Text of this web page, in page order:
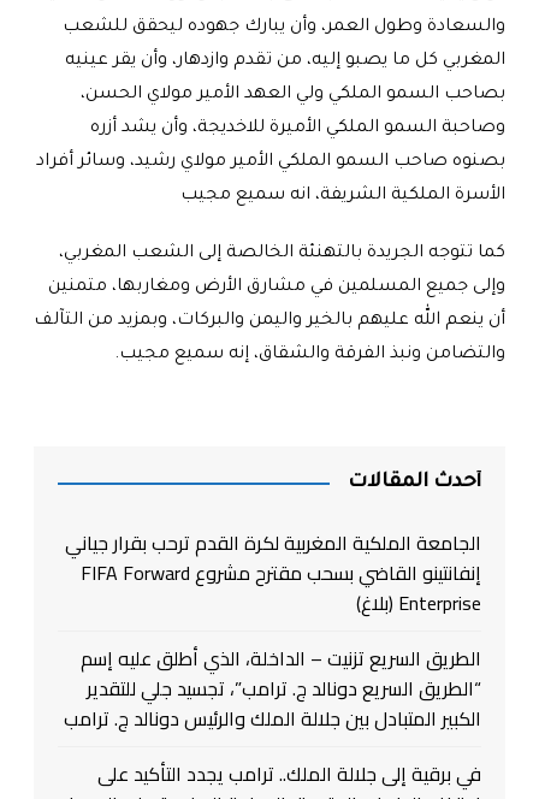
والسعادة وطول العمر، وأن يبارك جهوده ليحقق للشعب
المغربي كل ما يصبو إليه، من تقدم وازدهار، وأن يقر عينيه
بصاحب السمو الملكي ولي العهد الأمير مولاي الحسن،
وصاحبة السمو الملكي الأميرة للاخديجة، وأن يشد أزره
بصنوه صاحب السمو الملكي الأمير مولاي رشيد، وسائر أفراد
الأسرة الملكية الشريفة، انه سميع مجيب
كما تتوجه الجريدة بالتهنئة الخالصة إلى الشعب المغربي،
وإلى جميع المسلمين في مشارق الأرض ومغاربها، متمنين
أن ينعم الله عليهم بالخير واليمن والبركات، وبمزيد من التآلف
والتضامن ونبذ الفرقة والشقاق، إنه سميع مجيب.
أحدث المقالات
الجامعة الملكية المغربية لكرة القدم ترحب بقرار جياني
إنفانتينو القاضي بسحب مقترح مشروع FIFA Forward
Enterprise (بلاغ)
الطريق السريع تزنيت – الداخلة، الذي أطلق عليه إسم
“الطريق السريع دونالد ج. ترامب”، تجسيد جلي للتقدير
الكبير المتبادل بين جلالة الملك والرئيس دونالد ج. ترامب
في برقية إلى جلالة الملك.. ترامب يجدد التأكيد على